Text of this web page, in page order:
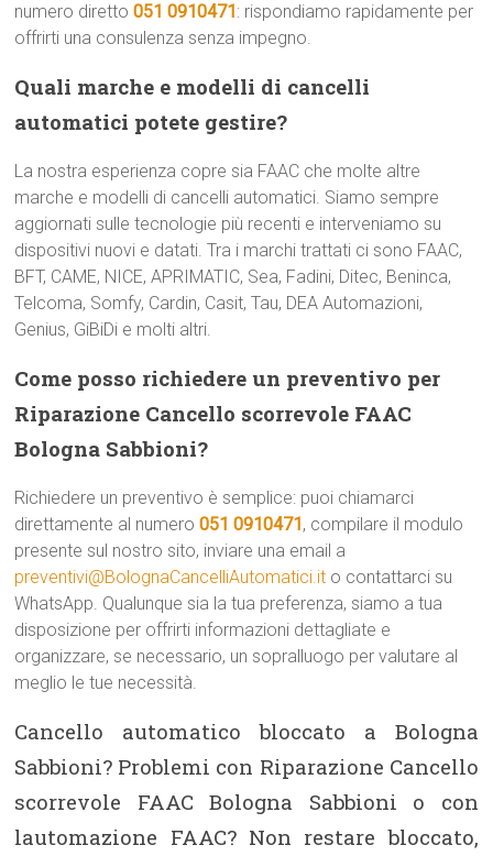
numero diretto051 0910471: rispondiamo rapidamente per
offrirti una consulenza senza impegno.
Quali marche e modelli di cancelli
automatici potete gestire?
La nostra esperienza copre sia FAAC che molte altre
marche e modelli di cancelli automatici. Siamo sempre
aggiornati sulle tecnologie più recenti e interveniamo su
dispositivi nuovi e datati. Tra i marchi trattati ci sono FAAC,
BFT, CAME, NICE, APRIMATIC, Sea, Fadini, Ditec, Beninca,
Telcoma, Somfy, Cardin, Casit, Tau, DEA Automazioni,
Genius, GiBiDi e molti altri.
Come posso richiedere un preventivo per
Riparazione Cancello scorrevole FAAC
Bologna Sabbioni?
Richiedere un preventivo è semplice: puoi chiamarci
direttamente al numero051 0910471, compilare il modulo
presente sul nostro sito, inviare una email a
preventivi@BolognaCancelliAutomatici.it o contattarci su
WhatsApp. Qualunque sia la tua preferenza, siamo a tua
disposizione per offrirti informazioni dettagliate e
organizzare, se necessario, un sopralluogo per valutare al
meglio le tue necessità.
Cancello automatico bloccato a Bologna
Sabbioni? Problemi con Riparazione Cancello
scorrevole FAAC Bologna Sabbioni o con
lautomazione FAAC? Non restare bloccato,